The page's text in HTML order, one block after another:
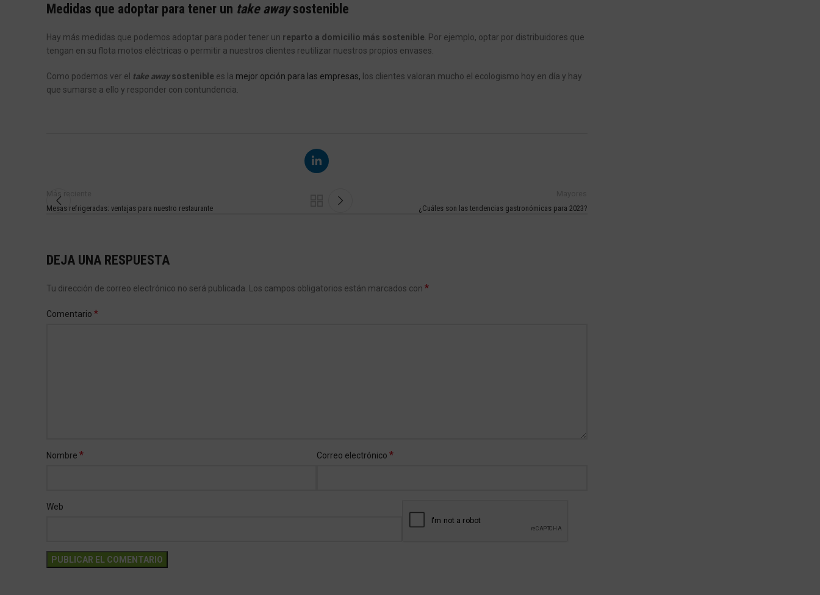
Medidas que adoptar para tener un take awaysostenible
Hay más medidas que podemos adoptar para poder tener un reparto a domicilio más sostenible . Por ejemplo, optar por distribuidores que
tengan en su flota motos eléctricas o permitir a nuestros clientes reutilizar nuestros propios envases.
Como podemos ver el take awaysostenible es la mejor opción para las empresas, los clientes valoran mucho el ecologismo hoy en día y hay
que sumarse a ello y responder con contundencia.
Más reciente
Mesas refrigeradas: ventajas para nuestro restaurante
¿Cuáles son las tendencias gastronómicas para 2023?
DEJA UNA RESPUESTA
Tu dirección de correo electrónico no será publicada. Los campos obligatorios están marcados con *
Comentario *
Nombre * Correo electrónico*
Web